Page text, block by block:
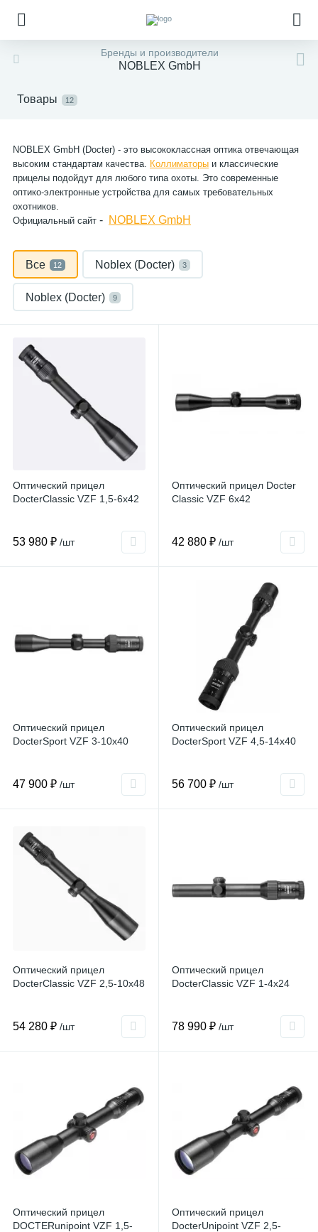
Бренды и производители
NOBLEX GmbH
Товары 12
NOBLEX GmbH (Docter) - это высококлассная оптика отвечающая
высоким стандартам качества. Коллиматоры и классические
прицелы подойдут для любого типа охоты. Это современные
оптико-электронные устройства для самых требовательных
охотников.
Официальный сайт - NOBLEX GmbH
Все 12 Noblex (Docter) 3
Noblex (Docter) 9
Оптический прицел
DocterClassic VZF 1,5-6x42
53 980 ₽ /шт
Оптический прицел Docter
Classic VZF 6x42
42 880 ₽ /шт
Оптический прицел
DocterSport VZF 3-10x40
47 900 ₽ /шт
Оптический прицел
DocterSport VZF 4,5-14x40
56 700 ₽ /шт
Оптический прицел
DocterClassic VZF 2,5-10x48
54 280 ₽ /шт
Оптический прицел
DocterClassic VZF 1-4x24
78 990 ₽ /шт
Оптический прицел
DOCTERunipoint VZF 1,5-
Оптический прицел
DocterUnipoint VZF 2,5-